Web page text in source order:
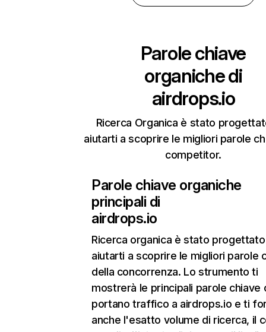
Parole chiave
organiche di
airdrops.io
Ricerca Organica è stato
aiutarti a scoprire le migliori parole
competitor.
Parole chiave organiche
principali di
airdrops.io
Ricerca organica è stato
aiutarti a scoprire le migliori parole
della concorrenza. Lo strumento ti
mostrerà le principali parole chiave
portano traffico a airdrops.io e ti
anche l'esatto volume di ricerca, il